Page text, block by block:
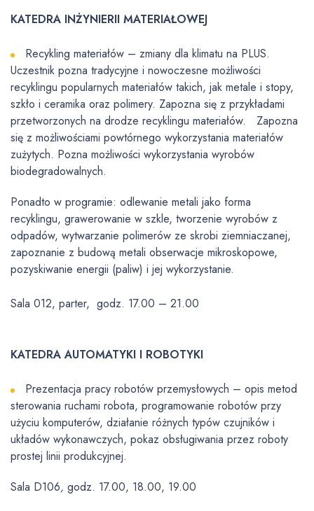
KATEDRA INŻYNIERII MATERIAŁOWEJ
Recykling materiałów – zmiany dla klimatu na PLUS.
Uczestnik pozna tradycyjne i nowoczesne możliwości
recyklingu popularnych materiałów takich, jak metale i stopy,
szkło i ceramika oraz polimery. Zapozna się z przykładami
przetworzonych na drodze recyklingu materiałów. Zapozna
się z możliwościami powtórnego wykorzystania materiałów
zużytych. Pozna możliwości wykorzystania wyrobów
biodegradowalnych.
Ponadto w programie: odlewanie metali jako forma
recyklingu, grawerowanie w szkle, tworzenie wyrobów z
odpadów, wytwarzanie polimerów ze skrobi ziemniaczanej,
zapoznanie z budową metali obserwacje mikroskopowe,
pozyskiwanie energii (paliw) i jej wykorzystanie.
Sala 012, parter, godz. 17.00 – 21.00
KATEDRA AUTOMATYKI I ROBOTYKI
Prezentacja pracy robotów przemysłowych – opis metod
sterowania ruchami robota, programowanie robotów przy
użyciu komputerów, działanie różnych typów czujników i
układów wykonawczych, pokaz obsługiwania przez roboty
prostej linii produkcyjnej.
Sala D106, godz. 17.00, 18.00, 19.00